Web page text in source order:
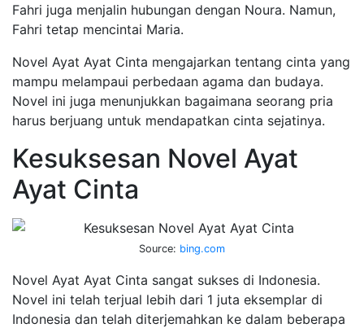
Fahri juga menjalin hubungan dengan Noura. Namun,
Fahri tetap mencintai Maria.
Novel Ayat Ayat Cinta mengajarkan tentang cinta yang
mampu melampaui perbedaan agama dan budaya.
Novel ini juga menunjukkan bagaimana seorang pria
harus berjuang untuk mendapatkan cinta sejatinya.
Kesuksesan Novel Ayat
Ayat Cinta
Source: bing.com
Novel Ayat Ayat Cinta sangat sukses di Indonesia.
Novel ini telah terjual lebih dari 1 juta eksemplar di
Indonesia dan telah diterjemahkan ke dalam beberapa